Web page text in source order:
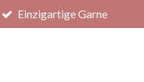
Einzigartige Garne